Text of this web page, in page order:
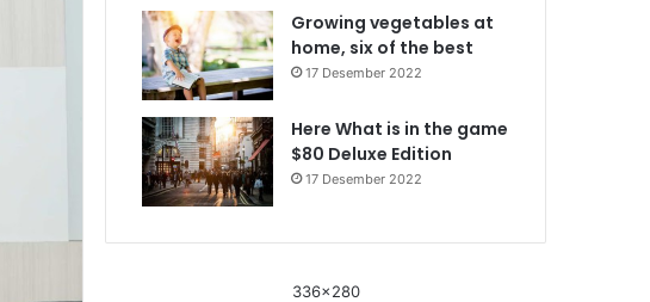
Growing vegetables at
home, six of the best
17 Desember 2022
Here What is in the game
$80 Deluxe Edition
17 Desember 2022
336x280